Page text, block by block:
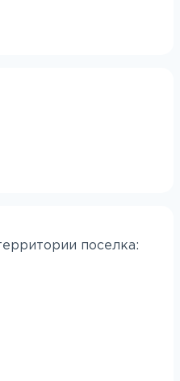
поселка: